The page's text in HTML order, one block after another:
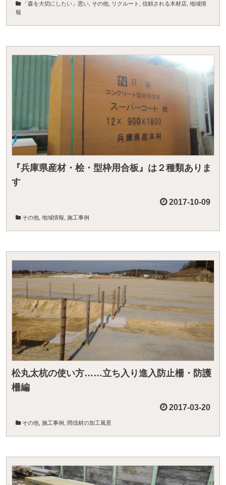
「森を大切にしたい」思い その他 リクルート 信頼される木材店 地域情
報
『兵庫県産材・桧・型枠用合板』は２種類ありま
す
2017-10-09
その他 地域情報 施工事例
松丸太杭の使い方……立ち入り進入防止柵・防護
柵編
2017-03-20
その他 施工事例 間伐材の加工風景